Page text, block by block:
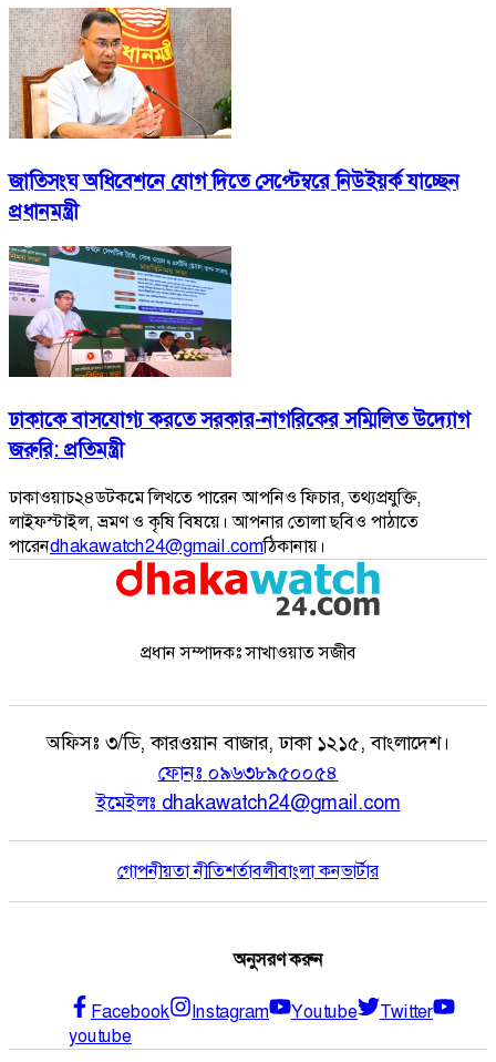
জাতিসংঘ অধিবেশনে যোগ দিতে সেপ্টেম্বরে নিউইয়র্ক যাচ্ছেন
প্রধানমন্ত্রী
ঢাকাকে বাসযোগ্য করতে সরকার-নাগরিকের সম্মিলিত উদ্যোগ
জরুরি: প্রতিমন্ত্রী
ঢাকাওয়াচ২৪ডটকমে লিখতে পারেন আপনিও ফিচার, তথ্যপ্রযুক্তি,
লাইফস্টাইল, ভ্রমণ ও কৃষি বিষয়ে। আপনার তোলা ছবিও পাঠাতে
পারেনdhakawatch24@gmail.comঠিকানায়।
প্রধান সম্পাদকঃ সাখাওয়াত সজীব
অফিসঃ ৩/ডি, কারওয়ান বাজার, ঢাকা ১২১৫, বাংলাদেশ।
ফোনঃ ০৯৬৩৮৯৫০০৫৪
ইমেইলঃ dhakawatch24@gmail.com
গোপনীয়তা নীতিশর্তাবলীবাংলা কনভার্টার
অনুসরণ করুন
Facebook Instagram Youtube
Twitter
youtube